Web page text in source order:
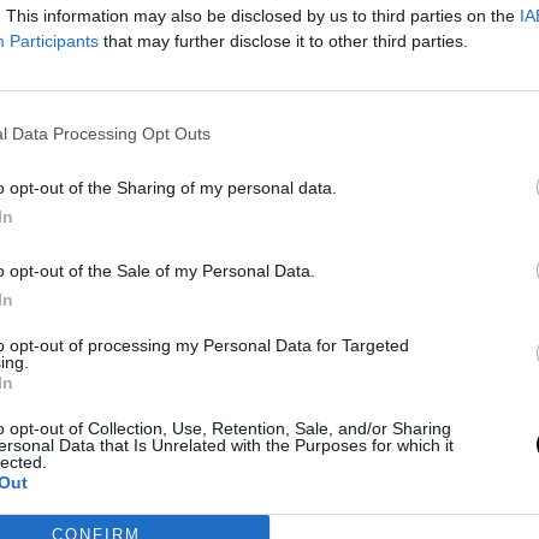
This information may also be disclosed by us to third parties on the
Participants that may further disclose it to other third parties.
Data Processing Opt Outs
opt-out of the Sharing of my personal data.
opt-out of the Sale of my Personal Data.
opt-out of processing my Personal Data for Targeted
opt-out of Collection, Use, Retention, Sale, and/or Sharing
Data that Is Unrelated with the Purposes for which it
CONFIRM
su compromiso con el Real
2029 con cláusula de rescisión exclusiva para la NBA
el indiscutible MVP de la Liga
como el Jugador Más Valioso de la temporada regular
destacando su brillante desempeño en el Real Madrid.